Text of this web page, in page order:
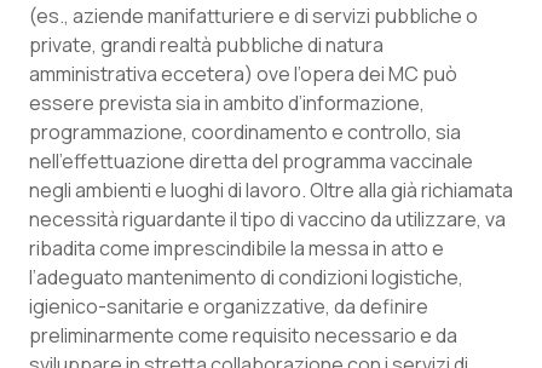
(es., aziende manifatturiere e di servizi pubbliche o
private, grandi realtà pubbliche di natura
amministrativa eccetera) ove l’opera dei MC può
essere prevista sia in ambito d’informazione,
programmazione, coordinamento e controllo, sia
nell’effettuazione diretta del programma vaccinale
negli ambienti e luoghi di lavoro. Oltre alla già richiamata
necessità riguardante il tipo di vaccino da utilizzare, va
ribadita come imprescindibile la messa in atto e
l’adeguato mantenimento di condizioni logistiche,
igienico-sanitarie e organizzative, da definire
preliminarmente come requisito necessario e da